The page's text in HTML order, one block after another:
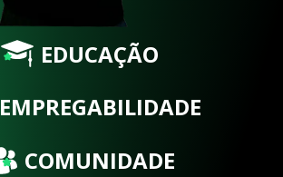
EDUCAÇÃO
EMPREGABILIDADE
COMUNIDADE